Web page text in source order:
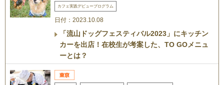
カフェ実践デビュープログラム
日付：2023.10.08
「流山ドッグフェスティバル2023」にキッチン
カーを出店！在校生が考案した、TO GOメニュ
ーとは？